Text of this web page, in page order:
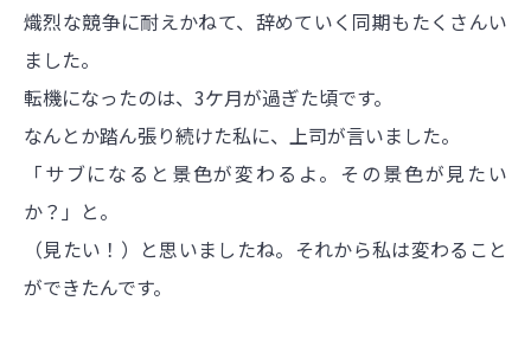
熾烈な競争に耐えかねて、辞めていく同期もたくさんい
ました。
転機になったのは、3ケ月が過ぎた頃です。
なんとか踏ん張り続けた私に、上司が言いました。
「サブになると景色が変わるよ。その景色が見たい
か？」と。
（見たい！）と思いましたね。それから私は変わること
ができたんです。